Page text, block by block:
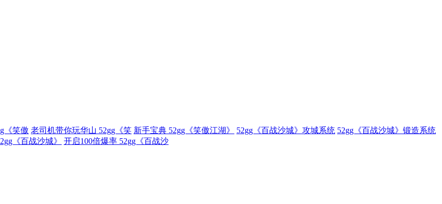
《笑傲 老司机带你玩华山 52gg《笑 新手宝典 52gg《笑傲江湖》 52gg《百战沙城》攻城系统 52gg《百战沙城》锻造系统
《百战沙城》
开启100倍爆率 52gg《百战沙